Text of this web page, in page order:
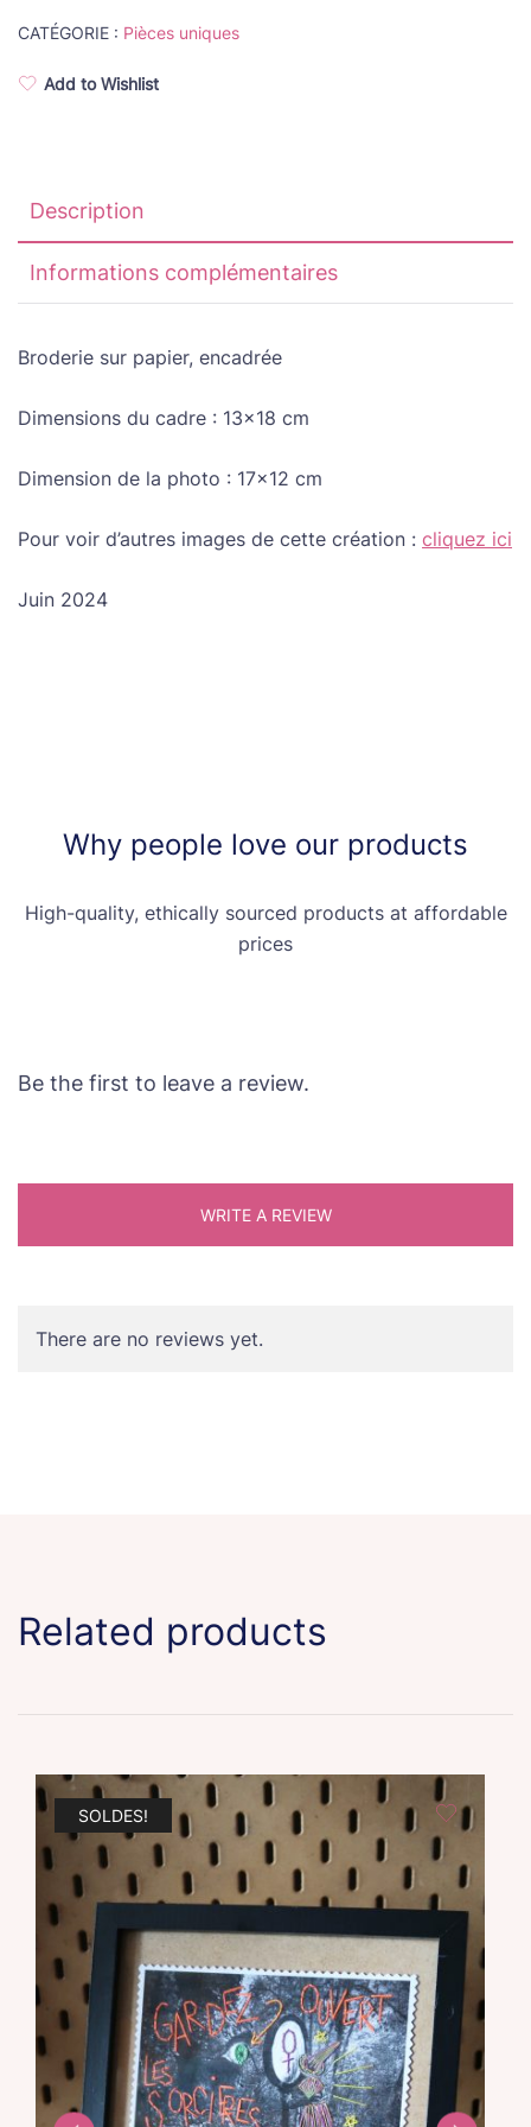
était :
35.00€.
est :
CATÉGORIE : Pièces uniques
Add to Wishlist
Description
Informations complémentaires
Broderie sur papier, encadrée
Dimensions du cadre : 13×18 cm
Dimension de la photo : 17×12 cm
Pour voir d’autres images de cette création : cliquez ici
Juin 2024
Why people love our products
High-quality, ethically sourced products at affordable
prices
Be the first to leave a review.
WRITE A REVIEW
There are no reviews yet.
Related products
SOLDES!